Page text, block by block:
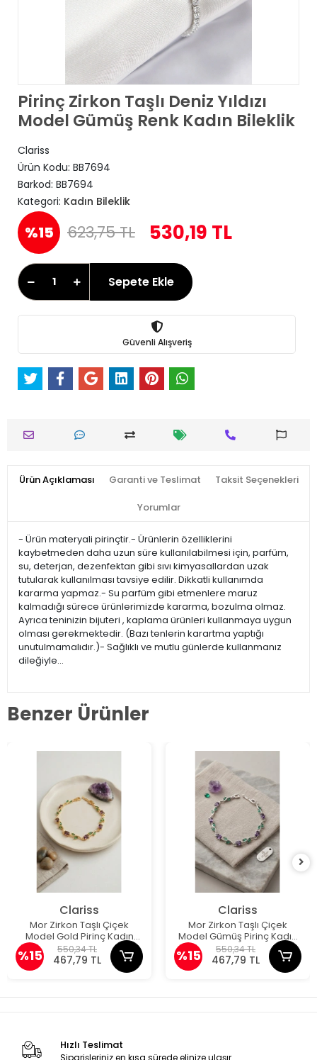
Pirinç Zirkon Taşlı Deniz Yıldızı
Model Gümüş Renk Kadın Bileklik
Clariss
Ürün Kodu: BB7694
Barkod: BB7694
Kategori: Kadın Bileklik
%15 623,75 TL 530,19 TL
Sepete Ekle
Güvenli Alışveriş
Ürün Açıklaması Garanti ve Teslimat Taksit Seçenekleri
Yorumlar
- Ürün materyali pirinçtir.- Ürünlerin özelliklerini
kaybetmeden daha uzun süre kullanılabilmesi için, parfüm,
su, deterjan, dezenfektan gibi sıvı kimyasallardan uzak
tutularak kullanılması tavsiye edilir. Dikkatli kullanımda
kararma yapmaz.- Su parfüm gibi etmenlere maruz
kalmadığı sürece ürünlerimizde kararma, bozulma olmaz.
Ayrıca teninizin bijuteri , kaplama ürünleri kullanmaya uygun
olması gerekmektedir. (Bazı tenlerin karartma yaptığı
unutulmamalıdır.)- Sağlıklı ve mutlu günlerde kullanmanız
dileğiyle…
Benzer Ürünler
Clariss
Mor Zirkon Taşlı Çiçek
Model Gold Pirinç Kadın
Bileklik
%15 550,34 TL
467,79 TL
Clariss
Mor Zirkon Taşlı Çiçek
Model Gümüş Pirinç Kadın
Bileklik
%15 550,34 TL
467,79 TL
Hızlı Teslimat